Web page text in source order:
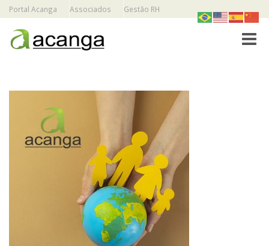
Portal Acanga Associados Gestão RH